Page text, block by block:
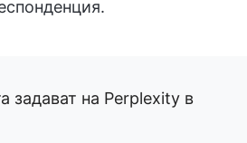
задават на Perplexity в